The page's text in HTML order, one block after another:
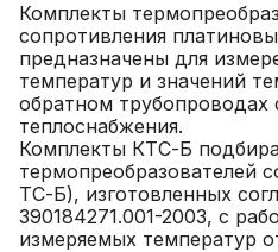
Комплекты
сопротивления
предназначены для
температур и значений
обратном трубопроводах
теплоснабжения.
Комплекты КТС-Б
термопреобразователей
ТС-Б), изготовленных
390184271.001-2003, с
измеряемых температур